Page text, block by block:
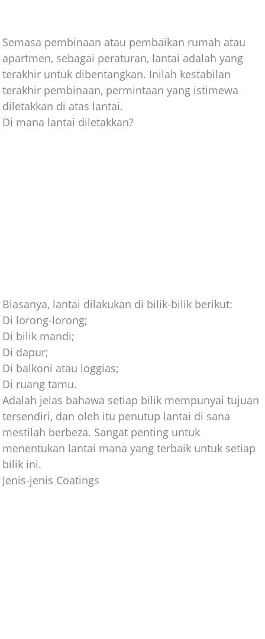
Semasa pembinaan atau pembaikan rumah atau
apartmen, sebagai peraturan, lantai adalah yang
terakhir untuk dibentangkan. Inilah kestabilan
terakhir pembinaan, permintaan yang istimewa
diletakkan di atas lantai.
Di mana lantai diletakkan?
Biasanya, lantai dilakukan di bilik-bilik berikut:
Di lorong-lorong;
Di bilik mandi;
Di dapur;
Di balkoni atau loggias;
Di ruang tamu.
Adalah jelas bahawa setiap bilik mempunyai tujuan
tersendiri, dan oleh itu penutup lantai di sana
mestilah berbeza. Sangat penting untuk
menentukan lantai mana yang terbaik untuk setiap
bilik ini.
Jenis-jenis Coatings